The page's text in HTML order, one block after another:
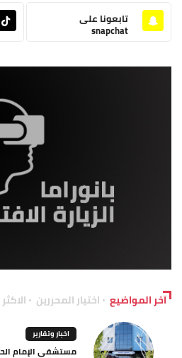
تابعونا على
snapchat
آخر المواضيع اختيار المحررين
اخبار وتقارير